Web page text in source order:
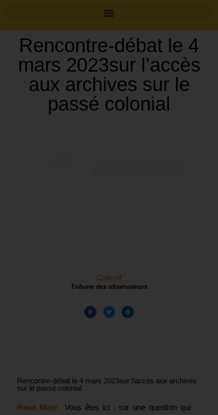
Rencontre-débat le 4
mars 2023sur l’accès
aux archives sur le
passé colonial
Collectif
Tribune des observateurs
Rencontre-débat le 4 mars 2023sur l’accès aux archives
sur le passé colonial
Read More Vous êtes ici : sur une question qui